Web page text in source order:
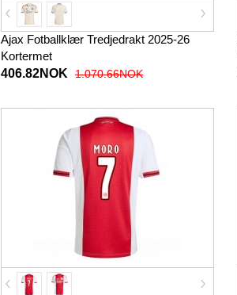
Ajax Fotballklær Tredjedrakt 2025-26
Kortermet
406.82NOK
1.070.66NOK